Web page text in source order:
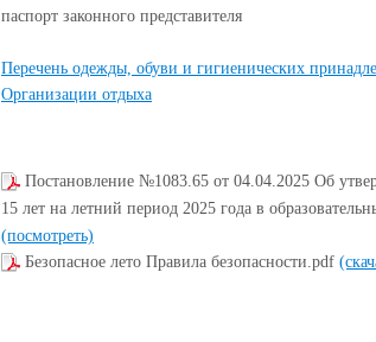
паспорт законного представителя
Перечень одежды, обуви и гигиенических
Организации отдыха
Постановление №1083.65 от 04.04.2025 Об
15 лет на летний период 2025 года в
(посмотреть)
Безопасное лето Правила безопасности.pdf